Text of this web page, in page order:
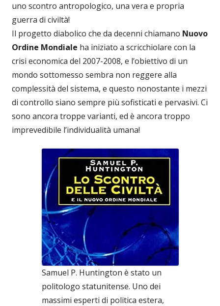
uno scontro antropologico, una vera e propria
guerra di civiltà!
Il progetto diabolico che da decenni chiamano Nuovo
Ordine Mondiale ha iniziato a scricchiolare con la
crisi economica del 2007-2008, e l’obiettivo di un
mondo sottomesso sembra non reggere alla
complessità del sistema, e questo nonostante i mezzi
di controllo siano sempre più sofisticati e pervasivi. Ci
sono ancora troppe varianti, ed è ancora troppo
imprevedibile l’individualità umana!
Samuel P. Huntington è stato un
politologo statunitense. Uno dei
massimi esperti di politica estera,